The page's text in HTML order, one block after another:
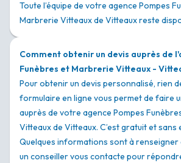
Toute l’équipe de votre agence Pompes
Marbrerie Vitteaux de Vitteaux reste
Comment obtenir un devis auprès de
Funèbres et Marbrerie Vitteaux -
Pour obtenir un devis personnalisé, rien
formulaire en ligne vous permet de faire
auprès de votre agence Pompes
Vitteaux de Vitteaux. C’est gratuit et sans
Quelques informations sont à renseigner
un conseiller vous contacte pour